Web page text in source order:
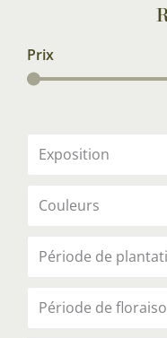
Prix
Exposition
Couleurs
Période de
Période de